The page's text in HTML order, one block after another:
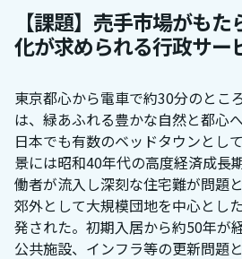
【課題】売手市場がも
化が求められる行政サー
東京都心から電車で約30分のとこ
は、緑あふれる豊かな自然と都心
日本でも有数のベッドタウンとし
景には昭和40年代の高度経済成長
働者が流入し深刻な住宅難が問題
郊外として大規模団地を中心とし
発された。初期入居から約50年が
公共施設、インフラ等の更新問題